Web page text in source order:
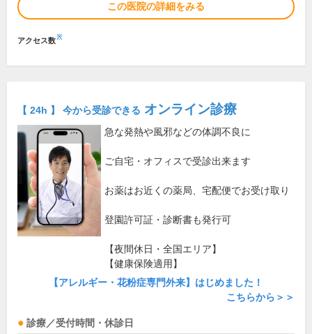
この医院の詳細をみる
アクセス数※
【 24h 】 今から受診できる オンライン診療
急な発熱や風邪などの体調不良に
ご自宅・オフィスで受診出来ます
お薬はお近くの薬局、宅配便でお受け取り
登園許可証・診断書も発行可
【夜間休日・全国エリア】
【健康保険適用】
【アレルギー・花粉症専門外来】はじめました！
こちらから＞＞
診療／受付時間・休診日